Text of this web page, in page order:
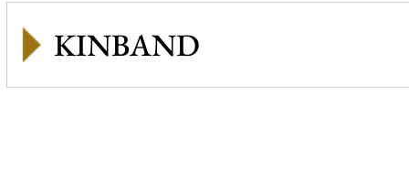
KINBAND